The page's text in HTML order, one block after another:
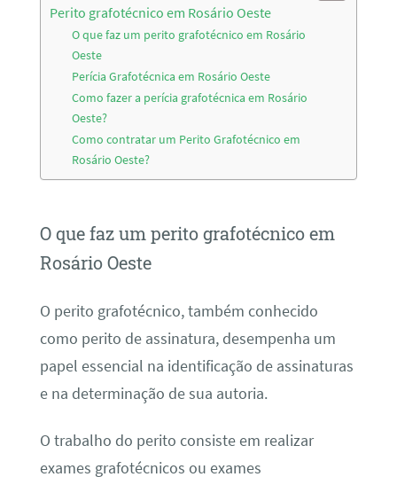
Perito grafotécnico em Rosário Oeste
O que faz um perito grafotécnico em Rosário
Oeste
Perícia Grafotécnica em Rosário Oeste
Como fazer a perícia grafotécnica em Rosário
Oeste?
Como contratar um Perito Grafotécnico em
Rosário Oeste?
O que faz um perito grafotécnico em
Rosário Oeste
O perito grafotécnico, também conhecido
como perito de assinatura, desempenha um
papel essencial na identificação de assinaturas
e na determinação de sua autoria.
O trabalho do perito consiste em realizar
exames grafotécnicos ou exames